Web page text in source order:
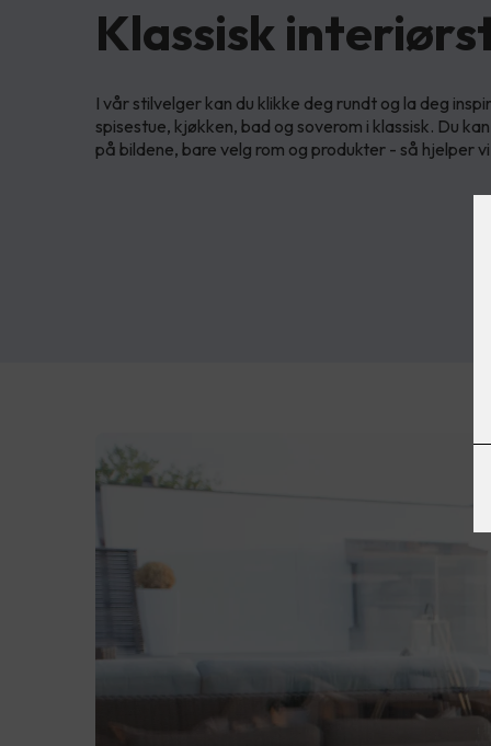
Klassisk
I vår stilvelger kan du klikke deg rundt og la deg
spisestue, kjøkken, bad og soverom i klassisk. Du
på bildene, bare velg rom og produkter - så hjelper